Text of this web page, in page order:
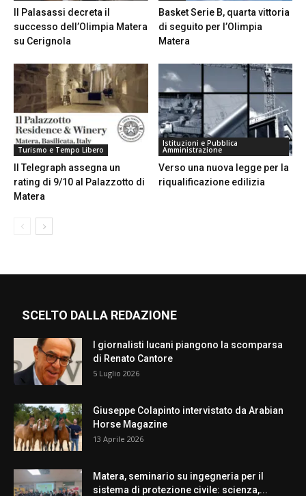
Il Palasassi decreta il
successo dell’Olimpia Matera
su Cerignola
Basket Serie B, quarta vittoria
di seguito per l’Olimpia
Matera
Turismo e Tempo Libero
Il Telegraph assegna un
rating di 9/10 al Palazzotto di
Matera
Istituzioni e Pubblica
Amministrazione
Verso una nuova legge per la
riqualificazione edilizia
SCELTO DALLA REDAZIONE
I giornalisti lucani piangono la scomparsa
di Renato Cantore
5 Luglio 2026
Giuseppe Colapinto intervistato da Arabian
Horse Magazine
13 Aprile 2026
Matera, seminario su ingegneria per il
sistema di protezione civile: scienza,...